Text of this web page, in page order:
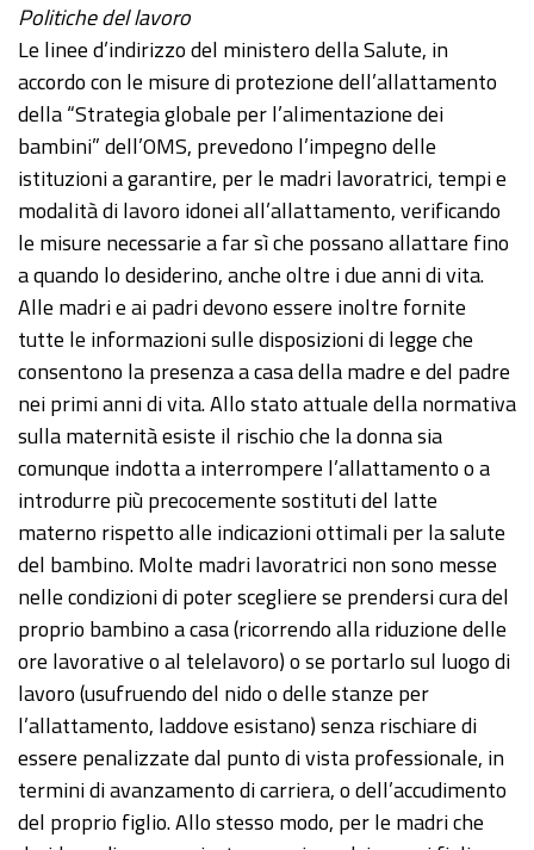
Politiche del lavoro
Le linee d’indirizzo del ministero della Salute, in
accordo con le misure di protezione dell’allattamento
della “Strategia globale per l’alimentazione dei
bambini” dell’OMS, prevedono l’impegno delle
istituzioni a garantire, per le madri lavoratrici, tempi e
modalità di lavoro idonei all’allattamento, verificando
le misure necessarie a far sì che possano allattare fino
a quando lo desiderino, anche oltre i due anni di vita.
Alle madri e ai padri devono essere inoltre fornite
tutte le informazioni sulle disposizioni di legge che
consentono la presenza a casa della madre e del padre
nei primi anni di vita. Allo stato attuale della normativa
sulla maternità esiste il rischio che la donna sia
comunque indotta a interrompere l’allattamento o a
introdurre più precocemente sostituti del latte
materno rispetto alle indicazioni ottimali per la salute
del bambino. Molte madri lavoratrici non sono messe
nelle condizioni di poter scegliere se prendersi cura del
proprio bambino a casa (ricorrendo alla riduzione delle
ore lavorative o al telelavoro) o se portarlo sul luogo di
lavoro (usufruendo del nido o delle stanze per
l’allattamento, laddove esistano) senza rischiare di
essere penalizzate dal punto di vista professionale, in
termini di avanzamento di carriera, o dell’accudimento
del proprio figlio. Allo stesso modo, per le madri che